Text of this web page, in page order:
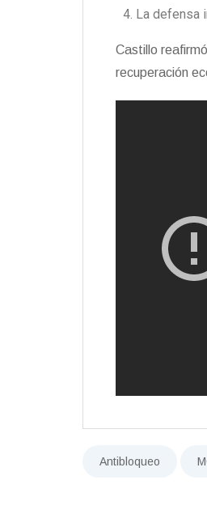
La defensa
Castillo
recuperación
Antibloqueo